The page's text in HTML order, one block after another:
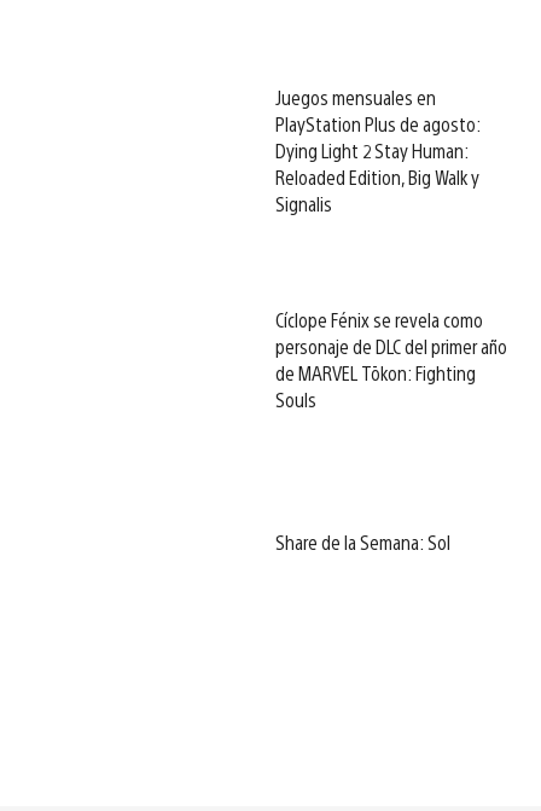
Juegos mensuales en
PlayStation Plus de agosto:
Dying Light 2 Stay Human:
Reloaded Edition, Big Walk y
Signalis
Cíclope Fénix se revela como
personaje de DLC del primer año
de MARVEL Tōkon: Fighting
Souls
Share de la Semana: Sol